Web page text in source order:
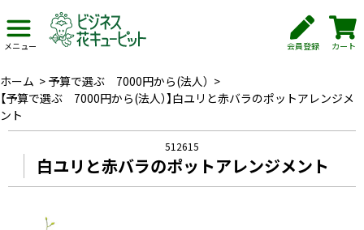
メニュー 会員登録 カート
ホーム > 予算で選ぶ 7000円から(法人） >
【予算で選ぶ 7000円から(法人）】白ユリと赤バラのポットアレンジメ
ント
512615
白ユリと赤バラのポットアレンジメント